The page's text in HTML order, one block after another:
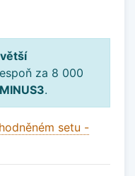
za 8 000
MINUS3.
setu -